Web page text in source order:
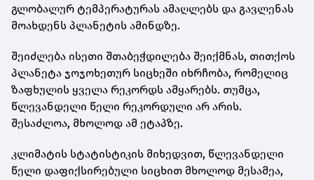
გლობალურ ტემპერატურას ამაღლებს და გავლენას
მოახდენს პლანეტის ამინდზე.
შეიძლება ისეთი შთაბეჭდილება შეიქმნას, თითქოს
პლანეტა ჯოჯოხეთურ სიცხეში იხრჩობა, რომელიც
ზაფხულის ყველა რეკორდს ამყარებს. თუმცა,
წლევანდელი წელი რეკორდული არ არის.
შესაძლოა, მხოლოდ ამ ეტაპზე.
კლიმატის სტატისტიკის მიხედვით, წლევანდელი
წელი დაფიქსირებული სიცხით მხოლოდ მესამეა,